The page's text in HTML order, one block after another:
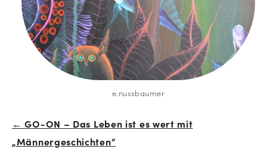
e.nussbaumer
Beitrags-
←GO-ON – Das Leben ist es wert mit
„Männergeschichten“